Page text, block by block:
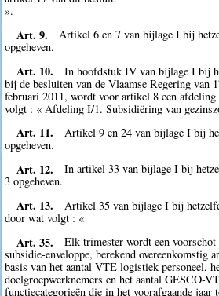
».
Art. 9.
Artikel 6 en 7 van bijlage I bij
opgeheven.
Art. 10.
In hoofdstuk IV van bijlage I bij
bij de besluiten van de Vlaamse Regering van
februari 2011, wordt voor artikel 8 een
volgt : « Afdeling I/1. Subsidiëring van
Art. 11.
Artikel 9 en 24 van bijlage I bij
opgeheven.
Art. 12.
In artikel 33 van bijlage I bij
3 opgeheven.
Art. 13.
Artikel 35 van bijlage I bij
door wat volgt : «
Art. 35.
Elk trimester wordt een
subsidie-enveloppe, berekend overeenkomstig
basis van het aantal VTE logistiek personeel,
doelgroepwerknemers en het aantal GESCO-
functiecategorieën die in het voorafgaande jaar